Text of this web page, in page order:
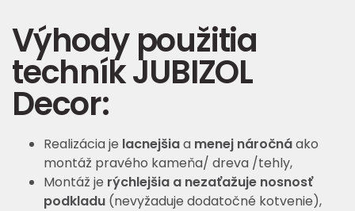
Výhody použitia
techník JUBIZOL
Decor:
Realizácia je lacnejšiaa menej náročnáako
montáž pravého kameňa/ dreva /tehly,
Montáž je rýchlejšia a nezaťažuje nosnosť
podkladu (nevyžaduje dodatočné kotvenie),